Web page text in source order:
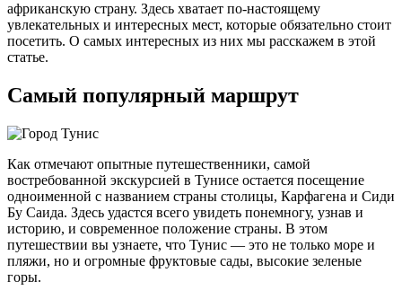
африканскую страну. Здесь хватает по-настоящему
увлекательных и интересных мест, которые обязательно стоит
посетить. О самых интересных из них мы расскажем в этой
статье.
Самый популярный маршрут
Как отмечают опытные путешественники, самой
востребованной экскурсией в Тунисе остается посещение
одноименной с названием страны столицы, Карфагена и Сиди
Бу Саида. Здесь удастся всего увидеть понемногу, узнав и
историю, и современное положение страны. В этом
путешествии вы узнаете, что Тунис — это не только море и
пляжи, но и огромные фруктовые сады, высокие зеленые
горы.